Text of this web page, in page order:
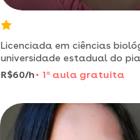
Licenciada em ciências
universidade estadual do
personalizadas,
cotidiano e dinâmica.
R$60/h 1 aaula gratuita